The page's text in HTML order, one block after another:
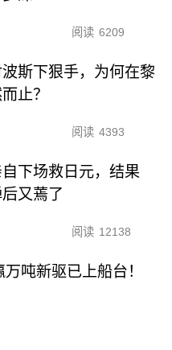
阅读 6209
斯下狠手，为何在黎
止？
阅读 4393
下场救日元，结果
又蔫了
阅读 12138
吨新驱已上船台！